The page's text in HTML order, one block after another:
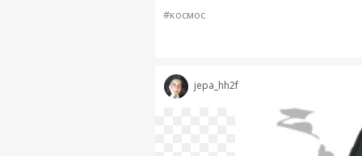
#космос
jepa_hh2f